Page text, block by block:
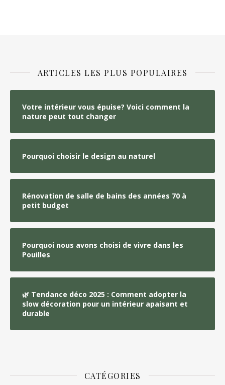
ARTICLES LES PLUS POPULAIRES
Votre intérieur vous épuise? Voici comment la
nature peut tout changer
Pourquoi choisir le design au naturel
Rénovation de salle de bains des années 70 à
petit budget
Pourquoi nous avons choisi de vivre dans les
Pouilles
🌿 Tendance déco 2025 : Comment adopter la
slow décoration pour un intérieur apaisant et
durable
CATÉGORIES